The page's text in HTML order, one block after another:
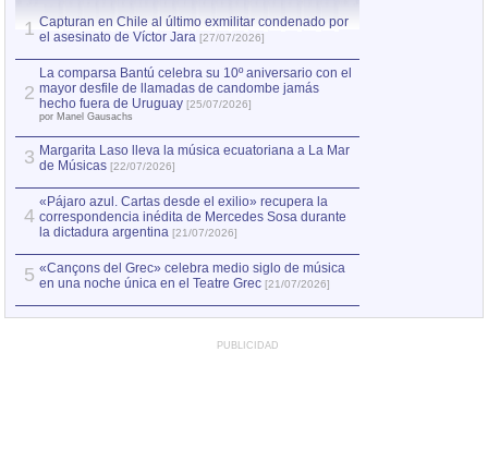
1 Capturan en Chile al último exmilitar condenado por
el asesinato de Víctor Jara [27/07/2026]
2
La comparsa Bantú celebra su 10º aniversario con el
mayor desfile de llamadas de candombe jamás
hecho fuera de Uruguay [25/07/2026]
por Manel Gausachs
3 Margarita Laso lleva la música ecuatoriana a La Mar
de Músicas [22/07/2026]
4
«Pájaro azul. Cartas desde el exilio» recupera la
correspondencia inédita de Mercedes Sosa durante
la dictadura argentina [21/07/2026]
5 «Cançons del Grec» celebra medio siglo de música
en una noche única en el Teatre Grec [21/07/2026]
PUBLICIDAD